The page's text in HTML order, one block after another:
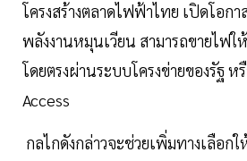
โครงสร้างตลาดไฟฟ้าไทย เปิดโอก
พลังงานหมุนเวียน สามารถขายไฟ
โดยตรงผ่านระบบโครงข่ายของรัฐ ห
Access
กลไกดังกล่าวจะช่วยเพิ่มทางเลือก